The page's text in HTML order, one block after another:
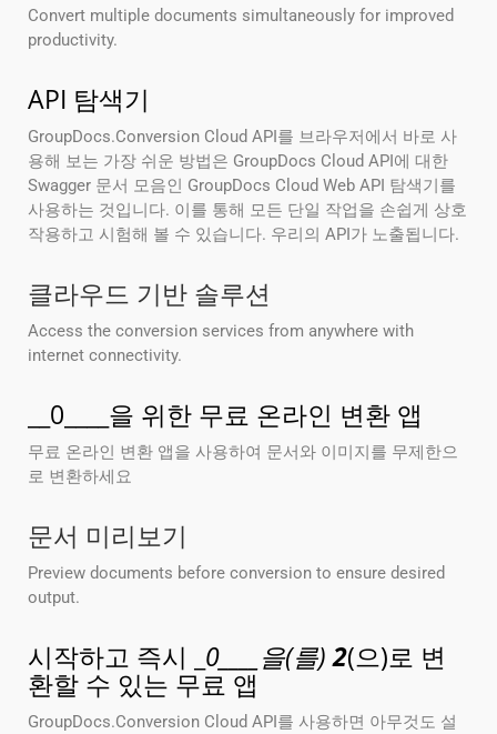
Convert multiple documents simultaneously for improved
productivity.
API 탐색기
GroupDocs.Conversion Cloud API를 브라우저에서 바로 사
용해 보는 가장 쉬운 방법은 GroupDocs Cloud API에 대한
Swagger 문서 모음인 GroupDocs Cloud Web API 탐색기를
사용하는 것입니다. 이를 통해 모든 단일 작업을 손쉽게 상호
작용하고 시험해 볼 수 있습니다. 우리의 API가 노출됩니다.
클라우드 기반 솔루션
Access the conversion services from anywhere with
internet connectivity.
__0____을 위한 무료 온라인 변환 앱
무료 온라인 변환 앱을 사용하여 문서와 이미지를 무제한으
로 변환하세요
문서 미리보기
Preview documents before conversion to ensure desired
output.
시작하고 즉시 _ 0____을(를)2(으)로 변
환할 수 있는 무료 앱
GroupDocs.Conversion Cloud API를 사용하면 아무것도 설